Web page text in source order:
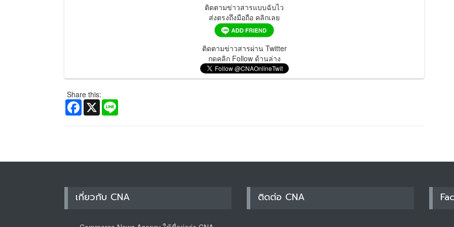
ติดตามข่าวสารแบบฉับไว
ส่งตรงถึงมือถือ คลิกเลย
ติดตามข่าวสารผ่าน Twitter
กดคลิก Follow ด้านล่าง
Share this:
Facebook
X
เกี่ยวกับ CNA ติดต่อ CNA